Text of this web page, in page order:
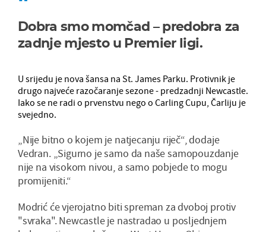
Dobra smo momčad – predobra za
zadnje mjesto u Premier ligi.
U srijedu je nova šansa na St. James Parku. Protivnik je
drugo najveće razočaranje sezone - predzadnji Newcastle.
Iako se ne radi o prvenstvu nego o Carling Cupu, Čarliju je
svejedno.
„Nije bitno o kojem je natjecanju riječ“, dodaje
Vedran. „Sigurno je samo da naše samopouzdanje
nije na visokom nivou, a samo pobjede to mogu
promijeniti.“
Modrić će vjerojatno biti spreman za dvoboj protiv
"svraka". Newcastle je nastradao u posljednjem